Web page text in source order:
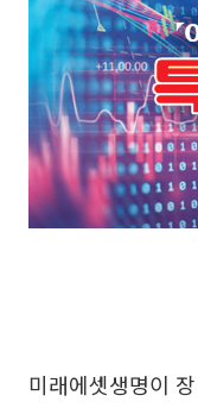
미래에셋생명이